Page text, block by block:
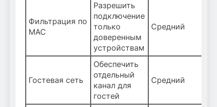
Фильтрация по
MAC
Разрешить
подключение
только
доверенным
устройствам
Средний
Гостевая сеть
Обеспечить
отдельный
канал для
гостей
Средний